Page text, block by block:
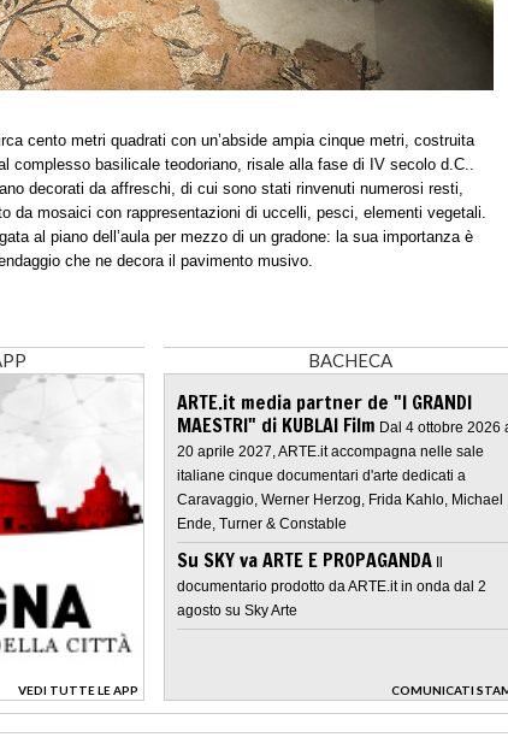
cento metri quadrati con un’abside ampia cinque metri, costruita
complesso basilicale teodoriano, risale alla fase di IV secolo d.C..
decorati da affreschi, di cui sono stati rinvenuti numerosi resti,
da mosaici con rappresentazioni di uccelli, pesci, elementi vegetali.
al piano dell’aula per mezzo di un gradone: la sua importanza è
che ne decora il pavimento musivo.
VEDI TUTTE LE APP
>
BACHECA
ARTE.it media partner de "I GRANDI
MAESTRI" di KUBLAI Film Dal 4 ottobre 2026
20 aprile 2027, ARTE.it accompagna nelle sale
italiane cinque documentari d'arte dedicati a
Caravaggio, Werner Herzog, Frida Kahlo, Michael
Ende, Turner & Constable
Su SKY va ARTE E PROPAGANDA Il
documentario prodotto da ARTE.it in onda dal 2
agosto su Sky Arte
COMUNICATI
>